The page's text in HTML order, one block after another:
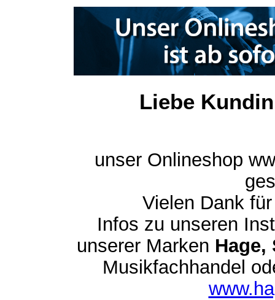
Liebe
unser Onlineshop
Vielen Dank
Infos zu unseren
unserer Marken Hage,
Musikfachhandel